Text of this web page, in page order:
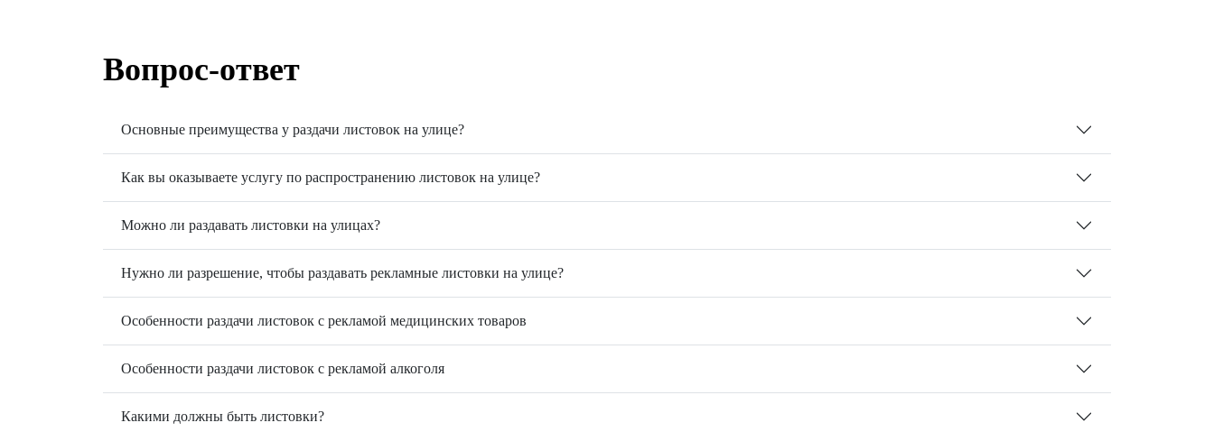
Вопрос-ответ
Основные преимущества у раздачи листовок на улице?
Как вы оказываете услугу по распространению листовок на улице?
Можно ли раздавать листовки на улицах?
Нужно ли разрешение, чтобы раздавать рекламные листовки на улице?
Особенности раздачи листовок с рекламой медицинских товаров
Особенности раздачи листовок с рекламой алкоголя
Какими должны быть листовки?